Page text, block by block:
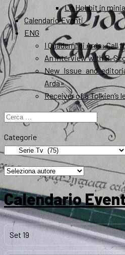
Lo Hobbit in
Calendario Eventi
ENG
I Quaderni di Arda: Call
An interview with R.
New Issue and
Arda»
Receiver of a Tolkien’s
Ricerca
Categorie
Calendario
Set 19